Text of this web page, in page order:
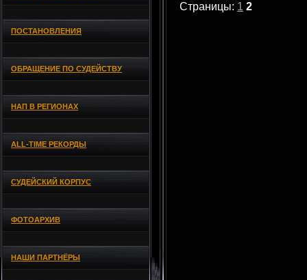
ПОСТАНОВЛЕНИЯ
ОБРАЩЕНИЕ ПО СУДЕЙСТВУ
НАП В РЕГИОНАХ
ALL-TIME РЕКОРДЫ
СУДЕЙСКИЙ КОРПУС
ФОТОАРХИВ
НАШИ ПАРТНЁРЫ
Страницы: 1 2